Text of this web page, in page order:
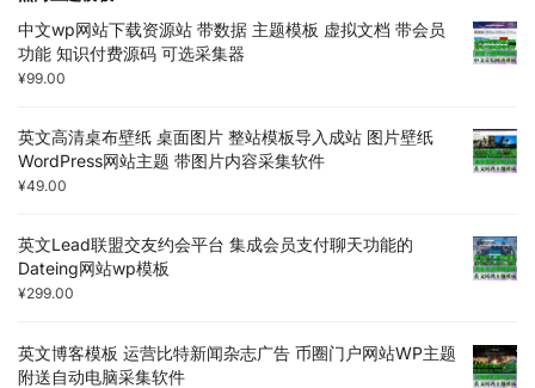
中文wp网站下载资源站 带数据 主题模板 虚拟文档 带会员
功能 知识付费源码 可选采集器
¥99.00
英文高清桌布壁纸 桌面图片 整站模板导入成站 图片壁纸
WordPress网站主题 带图片内容采集软件
¥49.00
英文Lead联盟交友约会平台 集成会员支付聊天功能的
Dateing网站wp模板
¥299.00
英文博客模板 运营比特新闻杂志广告 币圈门户网站WP主题
附送自动电脑采集软件